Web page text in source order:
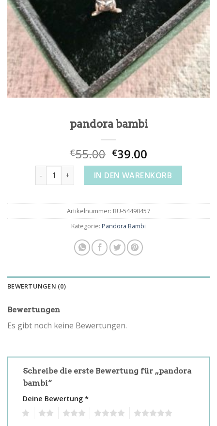
pandora bambi
€55.00 €39.00
pandora bambi MengeIN DEN WARENKORB
Artikelnummer: BU-54490457
Kategorie: Pandora Bambi
BEWERTUNGEN (0)
Bewertungen
Es gibt noch keine Bewertungen.
Schreibe die erste Bewertung für „pandora
bambi“
Deine Bewertung *